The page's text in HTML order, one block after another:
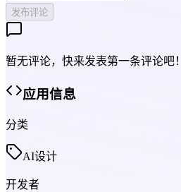
发布评论
暂无评论，快来发表第一条评论吧！
应用信息
分类
AI设计
开发者